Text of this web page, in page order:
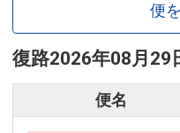
便
復路2026年08月29
便名